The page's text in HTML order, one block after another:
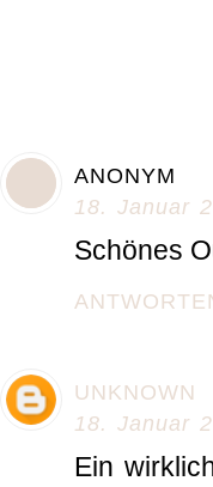
ANONYM
18. Januar
Schönes
UNKNOWN
18. Januar
Ein